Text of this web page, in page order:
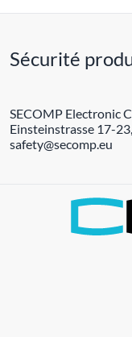
Sécurité
SECOMP Electronic
Einsteinstrasse 17-
safety@secomp.eu